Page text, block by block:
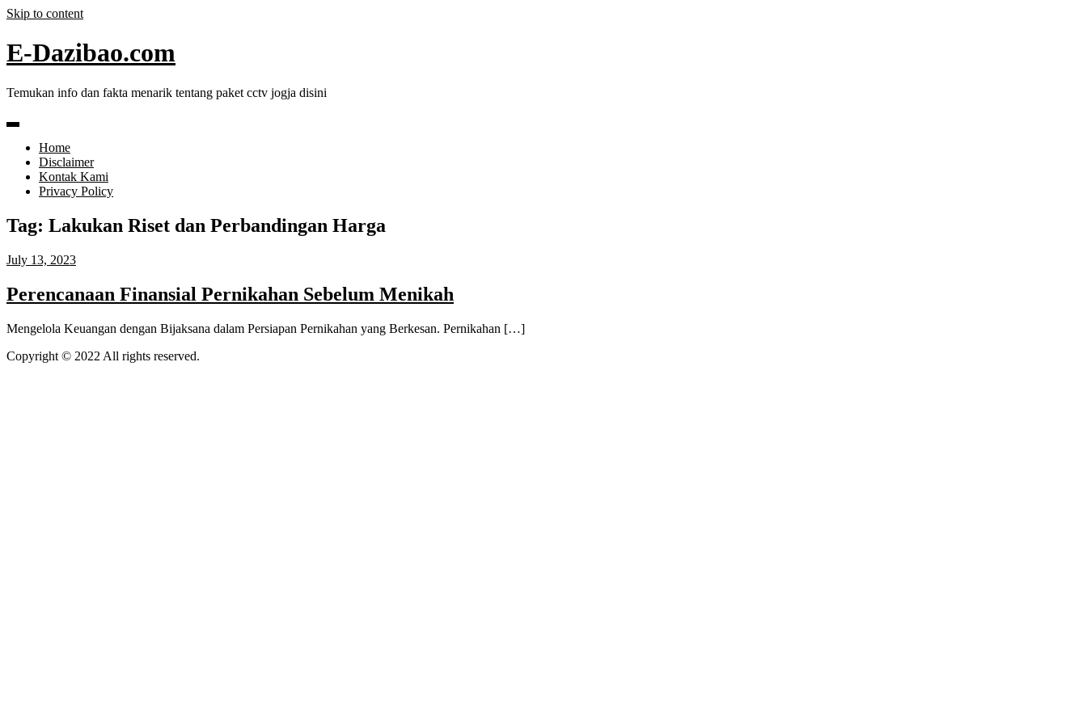
Skip to content
E-Dazibao.com
Temukan info dan fakta menarik tentang paket cctv jogja disini
Home
Disclaimer
Kontak Kami
Privacy Policy
Tag: Lakukan Riset dan Perbandingan Harga
July 13, 2023
Perencanaan Finansial Pernikahan Sebelum Menikah
Mengelola Keuangan dengan Bijaksana dalam Persiapan Pernikahan yang Berkesan. Pernikahan […]
Copyright © 2022 All rights reserved.